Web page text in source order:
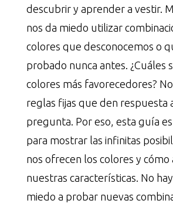
descubrir y aprender a vestir.
nos da miedo utilizar
colores que desconocemos o
probado nunca antes. ¿Cuáles
colores más favorecedores?
reglas fijas que den respuesta
pregunta. Por eso, esta guía
para mostrar las infinitas
nos ofrecen los colores y cómo
nuestras características. No
miedo a probar nuevas